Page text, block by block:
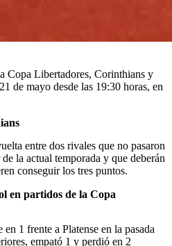
Copa Libertadores, Corinthians y
de mayo desde las 19:30 horas, en
entre dos rivales que no pasaron
la actual temporada y que deberán
conseguir los tres puntos.
en partidos de la Copa
1 frente a Platense en la pasada
empató 1 y perdió en 2